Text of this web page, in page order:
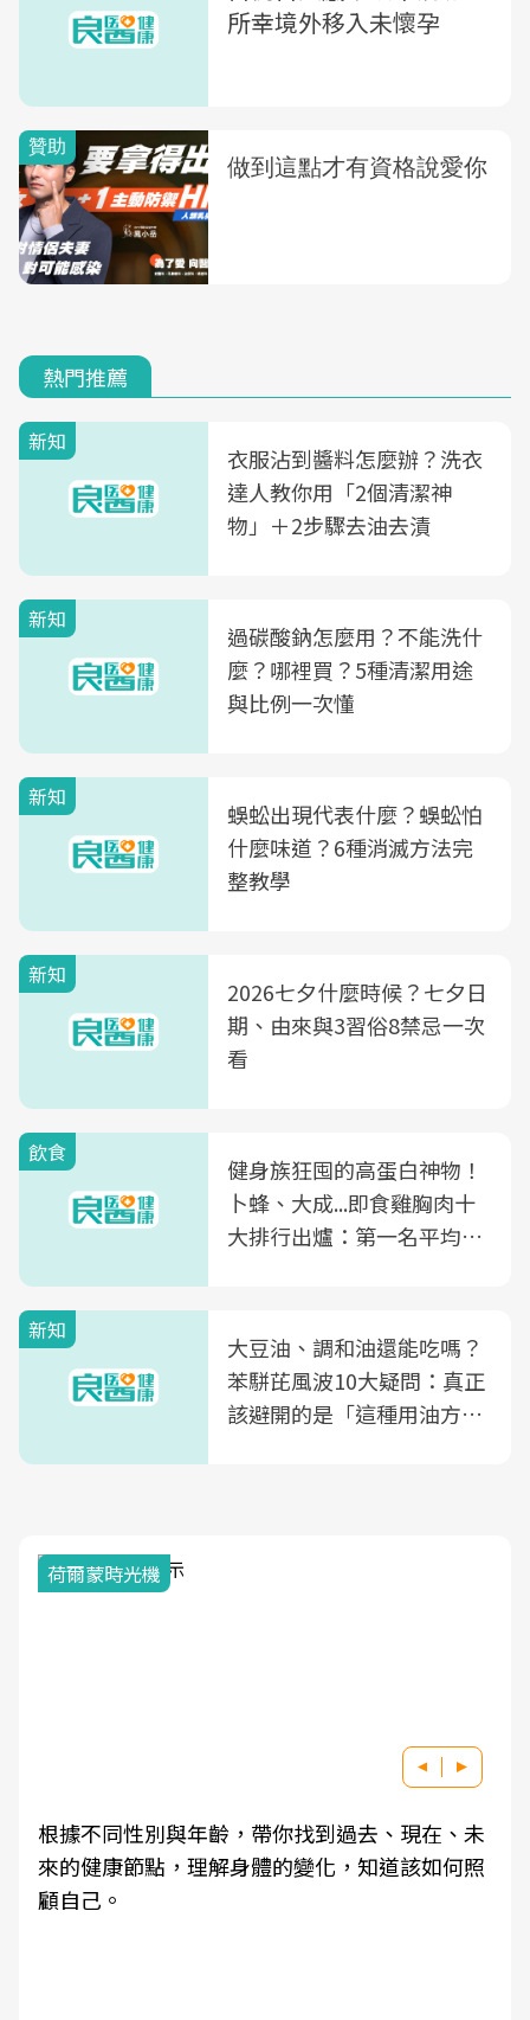
所幸境外移入未懷孕
熱門推薦
新知
衣服沾到醬料怎麼辦？洗衣
達人教你用「2個清潔神
物」＋2步驟去油去漬
新知
過碳酸鈉怎麼用？不能洗什
麼？哪裡買？5種清潔用途
與比例一次懂
新知
蜈蚣出現代表什麼？蜈蚣怕
什麼味道？6種消滅方法完
整教學
新知
2026七夕什麼時候？七夕日
期、由來與3習俗8禁忌一次
看
飲食
健身族狂囤的高蛋白神物！
卜蜂、大成...即食雞胸肉十
大排行出爐：第一名平均一
新知
大豆油、調和油還能吃嗎？
苯駢芘風波10大疑問：真正
該避開的是「這種用油方
荷爾蒙時光機
根據不同性別與年齡，帶你找到過去、現在、未
來的健康節點，理解身體的變化，知道該如何照
顧自己。